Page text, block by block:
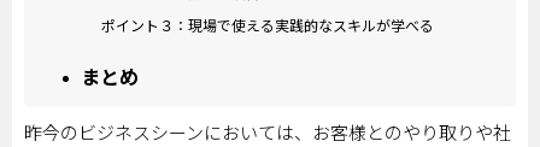
ポイント３：現場で使える実践的なスキルが学べる
まとめ
昨今のビジネスシーンにおいては、お客様とのやり取りや社